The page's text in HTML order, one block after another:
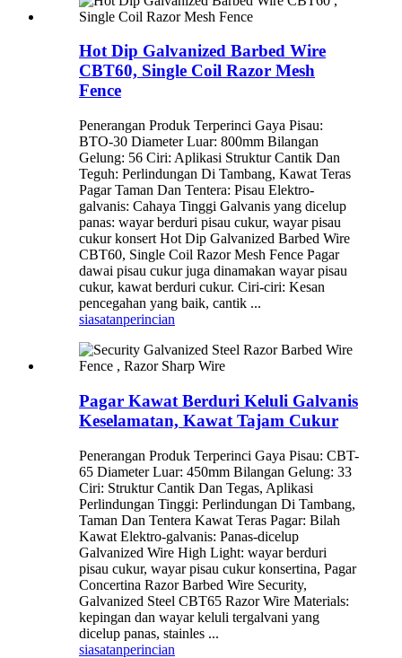
Hot Dip Galvanized Barbed Wire
CBT60, Single Coil Razor Mesh
Fence
Penerangan Produk Terperinci Gaya Pisau:
BTO-30 Diameter Luar: 800mm Bilangan
Gelung: 56 Ciri: Aplikasi Struktur Cantik Dan
Teguh: Perlindungan Di Tambang, Kawat Teras
Pagar Taman Dan Tentera: Pisau Elektro-
galvanis: Cahaya Tinggi Galvanis yang dicelup
panas: wayar berduri pisau cukur, wayar pisau
cukur konsert Hot Dip Galvanized Barbed Wire
CBT60, Single Coil Razor Mesh Fence Pagar
dawai pisau cukur juga dinamakan wayar pisau
cukur, kawat berduri cukur. Ciri-ciri: Kesan
pencegahan yang baik, cantik ...
siasatanperincian
Pagar Kawat Berduri Keluli Galvanis
Keselamatan, Kawat Tajam Cukur
Penerangan Produk Terperinci Gaya Pisau: CBT-
65 Diameter Luar: 450mm Bilangan Gelung: 33
Ciri: Struktur Cantik Dan Tegas, Aplikasi
Perlindungan Tinggi: Perlindungan Di Tambang,
Taman Dan Tentera Kawat Teras Pagar: Bilah
Kawat Elektro-galvanis: Panas-dicelup
Galvanized Wire High Light: wayar berduri
pisau cukur, wayar pisau cukur konsertina, Pagar
Concertina Razor Barbed Wire Security,
Galvanized Steel CBT65 Razor Wire Materials:
kepingan dan wayar keluli tergalvani yang
dicelup panas, stainles ...
siasatanperincian